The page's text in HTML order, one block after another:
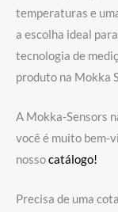
temperaturas e
a escolha ideal
tecnologia de
produto na Mokka
A Mokka-Sensors
você é muito bem-
nossocatálogo!
Precisa de uma